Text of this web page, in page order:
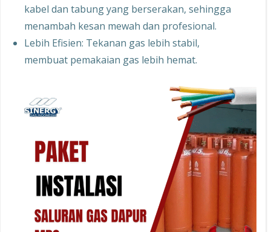
kabel dan tabung yang berserakan, sehingga
menambah kesan mewah dan profesional.
Lebih Efisien: Tekanan gas lebih stabil,
membuat pemakaian gas lebih hemat.